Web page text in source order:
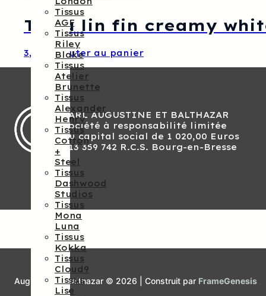
Tissus
AGF
Tissus
Riley
Blake
Tissus
Atelier
Brunette
Tissus
Alexander
Henry
Tissus
Cotton
+
Steel
Tissus
Dashwood
Studios
Tissus
Mona
Luna
Tissus
Kokka
Tissus
Cloud9
Tissus
Lise
Tissu lin fin creamy
3,50 Ajouter au panier
SARL AUGUSTINE ET BALTHAZAR
Société à responsabilité limitée
Au capital social de 1 020,00 Euros
813 359 742 R.C.S. Bourg-en-Bresse
Augustine et Balthazar © 2026 | Construit par FrameGenesis